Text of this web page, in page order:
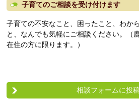
子育てのご相談を受け付けます
子育ての不安なこと、困ったこと、わか
と、なんでも気軽にご相談ください。（
在住の方に限ります。）
相談フォームに投